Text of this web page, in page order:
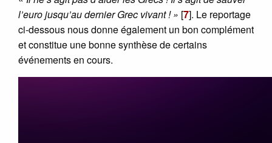
l’euro jusqu’au dernier Grec vivant ! » [7]. Le reportage
ci-dessous nous donne également un bon complément
et constitue une bonne synthèse de certains
événements en cours.